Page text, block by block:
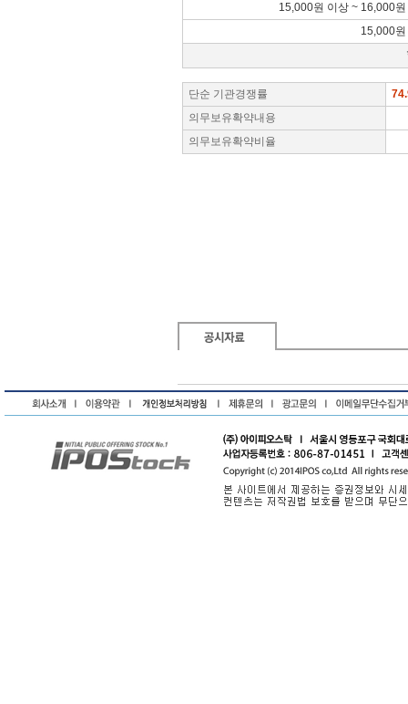
15,000원 이상 ~ 16,000
15,000
단순 기관경쟁률
의무보유확약내용
의무보유확약비율